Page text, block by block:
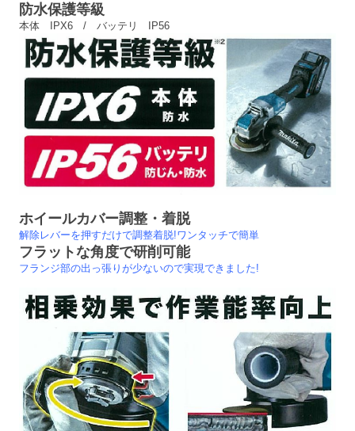
防水保護等級
本体 IPX6 / バッテリ IP56
ホイールカバー調整・着脱
解除レバーを押すだけで調整着脱!ワンタッチで簡単
フラットな角度で研削可能
フランジ部の出っ張りが少ないので実現できました!